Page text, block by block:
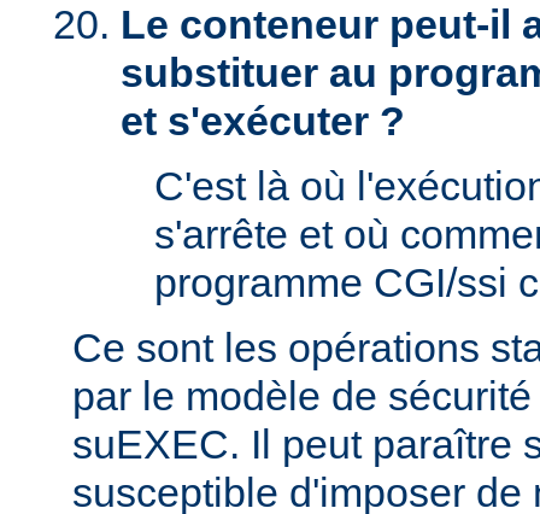
Le conteneur peut-il
substituer au
et s'exécuter ?
C'est là où
s'arrête et où
programme CGI/ssi
Ce sont les opérations
par le modèle de
suEXEC. Il peut paraître
susceptible d'imposer